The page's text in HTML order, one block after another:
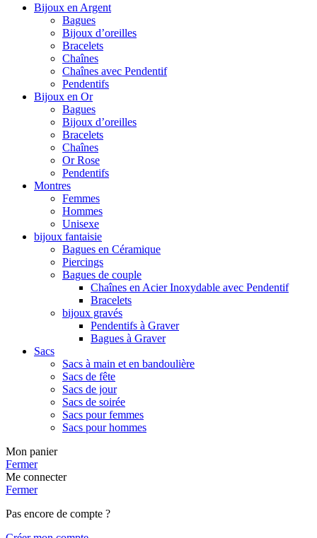
Bijoux en Argent
Bagues
Bijoux d’oreilles
Bracelets
Chaînes
Chaînes avec Pendentif
Pendentifs
Bijoux en Or
Bagues
Bijoux d’oreilles
Bracelets
Chaînes
Or Rose
Pendentifs
Montres
Femmes
Hommes
Unisexe
bijoux fantaisie
Bagues en Céramique
Piercings
Bagues de couple
Chaînes en Acier Inoxydable avec Pendentif
Bracelets
bijoux gravés
Pendentifs à Graver
Bagues à Graver
Sacs
Sacs à main et en bandoulière
Sacs de fête
Sacs de jour
Sacs de soirée
Sacs pour femmes
Sacs pour hommes
Mon panier
Fermer
Me connecter
Fermer
Pas encore de compte ?